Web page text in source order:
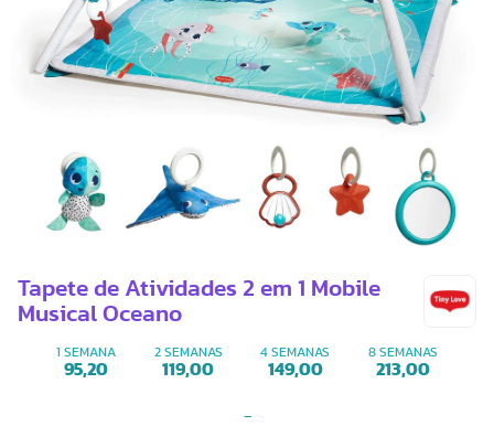
Tapete de Atividades 2 em 1 Mobile
Musical Oceano
1 SEMANA
95,20
2 SEMANAS
119,00
4 SEMANAS
149,00
8 SEMANAS
213,00
-